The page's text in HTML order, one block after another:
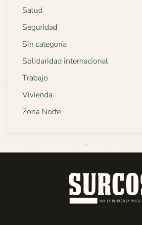
Salud
Seguridad
Sin categoría
Solidaridad internacional
Trabajo
Vivienda
Zona Norte